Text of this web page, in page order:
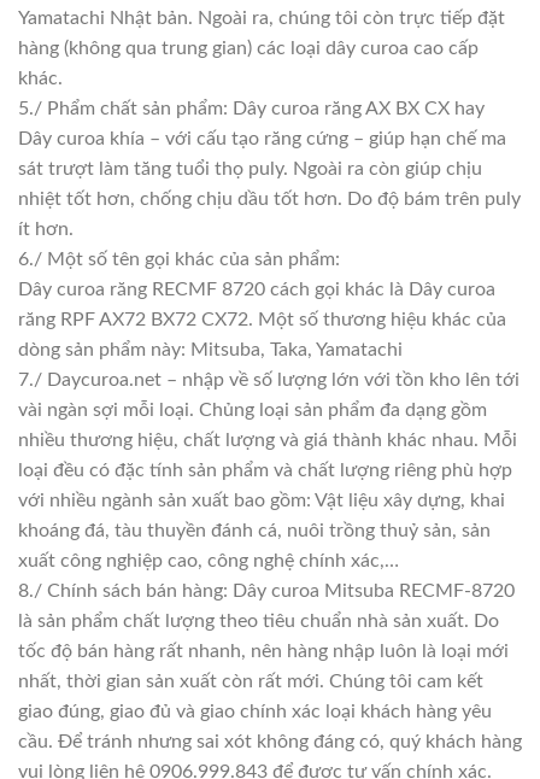
Yamatachi Nhật bản. Ngoài ra, chúng tôi còn trực tiếp đặt
hàng (không qua trung gian) các loại dây curoa cao cấp
khác.
5./ Phẩm chất sản phẩm: Dây curoa răng AX BX CX hay
Dây curoa khía – với cấu tạo răng cứng – giúp hạn chế ma
sát trượt làm tăng tuổi thọ puly. Ngoài ra còn giúp chịu
nhiệt tốt hơn, chống chịu dầu tốt hơn. Do độ bám trên puly
ít hơn.
6./ Một số tên gọi khác của sản phẩm:
Dây curoa răng RECMF 8720 cách gọi khác là Dây curoa
răng RPF AX72 BX72 CX72. Một số thương hiệu khác của
dòng sản phẩm này: Mitsuba, Taka, Yamatachi
7./ Daycuroa.net – nhập về số lượng lớn với tồn kho lên tới
vài ngàn sợi mỗi loại. Chủng loại sản phẩm đa dạng gồm
nhiều thương hiệu, chất lượng và giá thành khác nhau. Mỗi
loại đều có đặc tính sản phẩm và chất lượng riêng phù hợp
với nhiều ngành sản xuất bao gồm: Vật liệu xây dựng, khai
khoáng đá, tàu thuyền đánh cá, nuôi trồng thuỷ sản, sản
xuất công nghiệp cao, công nghệ chính xác,…
8./ Chính sách bán hàng: Dây curoa Mitsuba RECMF-8720
là sản phẩm chất lượng theo tiêu chuẩn nhà sản xuất. Do
tốc độ bán hàng rất nhanh, nên hàng nhập luôn là loại mới
nhất, thời gian sản xuất còn rất mới. Chúng tôi cam kết
giao đúng, giao đủ và giao chính xác loại khách hàng yêu
cầu. Để tránh nhưng sai xót không đáng có, quý khách hàng
vui lòng liên hệ 0906.999.843 để được tư vấn chính xác.